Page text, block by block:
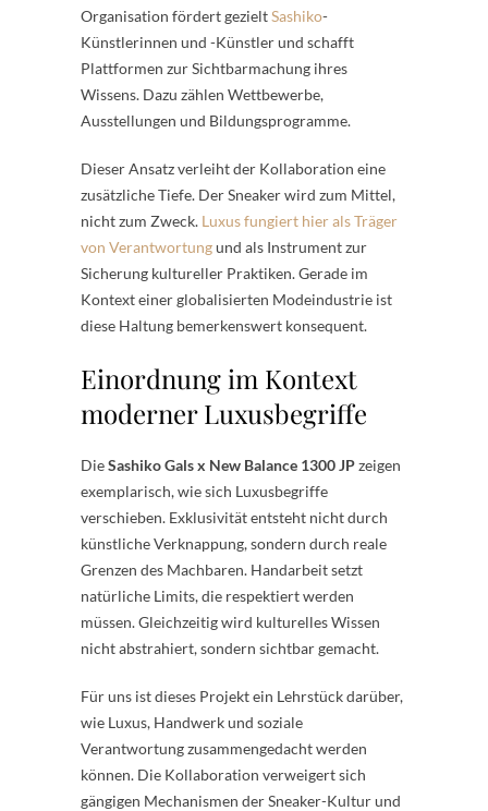
Organisation fördert gezieltSashiko-
Künstlerinnen und -Künstler und schafft
Plattformen zur Sichtbarmachung ihres
Wissens. Dazu zählen Wettbewerbe,
Ausstellungen und Bildungsprogramme.
Dieser Ansatz verleiht der Kollaboration eine
zusätzliche Tiefe. Der Sneaker wird zum Mittel,
nicht zum Zweck. Luxus fungiert hier als Träger
von Verantwortungund als Instrument zur
Sicherung kultureller Praktiken. Gerade im
Kontext einer globalisierten Modeindustrie ist
diese Haltung bemerkenswert konsequent.
Einordnung im Kontext
moderner Luxusbegriffe
DieSashiko Gals x New Balance 1300 JPzeigen
exemplarisch, wie sich Luxusbegriffe
verschieben. Exklusivität entsteht nicht durch
künstliche Verknappung, sondern durch reale
Grenzen des Machbaren. Handarbeit setzt
natürliche Limits, die respektiert werden
müssen. Gleichzeitig wird kulturelles Wissen
nicht abstrahiert, sondern sichtbar gemacht.
Für uns ist dieses Projekt ein Lehrstück darüber,
wie Luxus, Handwerk und soziale
Verantwortung zusammengedacht werden
können. Die Kollaboration verweigert sich
gängigen Mechanismen der Sneaker-Kultur und